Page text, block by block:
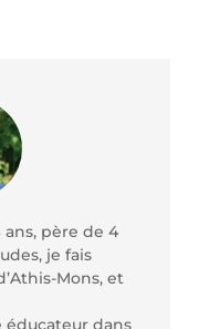
ans, père de 4
je fais
Mons, et
éducateur dans